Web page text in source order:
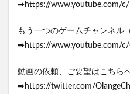
➡https://www.youtube.com/c/
もう一つのゲームチャンネル
➡https://www.youtube.com/c/
動画の依頼、ご要望はこちら
➡https://twitter.com/